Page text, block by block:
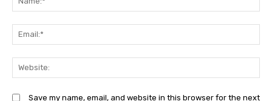
Save my name, email, and website in this browser for the next